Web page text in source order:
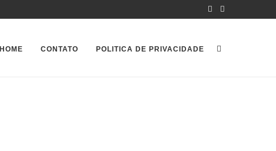
HOME CONTATO POLITICA DE PRIVACIDADE